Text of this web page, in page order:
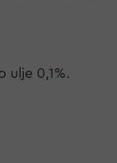
ulje 0,1%.